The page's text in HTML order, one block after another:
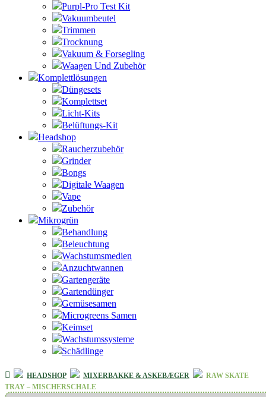
Purpl-Pro Test Kit
Vakuumbeutel
Trimmen
Trocknung
Vakuum & Forsegling
Waagen Und Zubehör
Komplettlösungen
Düngesets
Komplettset
Licht-Kits
Belüftungs-Kit
Headshop
Raucherzubehör
Grinder
Bongs
Digitale Waagen
Vape
Zubehör
Mikrogrün
Behandlung
Beleuchtung
Wachstumsmedien
Anzuchtwannen
Gartengeräte
Gartendünger
Gemüsesamen
Microgreens Samen
Keimset
Wachstumssysteme
Schädlinge
HEADSHOP MIXERBAKKE & ASKEBÆGER
RAW SKATE
TRAY – MISCHERSCHALE